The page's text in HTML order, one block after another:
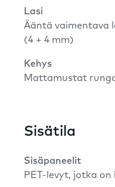
Lasi
Ääntä vaimentava
(4 + 4 mm)
Kehys
Mattamustat
Sisätila
Sisäpaneelit
PET-levyt, jotka